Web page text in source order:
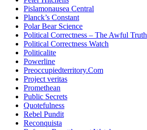
Pislamonausea Central
Planck’s Constant
Polar Bear Science
Political Correctness – The Awful Truth
Political Correctness Watch
Politicalite
Powerline
Preoccupiedterritory.Com
Project veritas
Promethean
Public Secrets
Quotefulness
Rebel Pundit
Reconquista